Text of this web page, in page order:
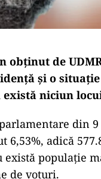
obținut de
și o
există niciun
din
6,53%, adică
populație
de voturi.